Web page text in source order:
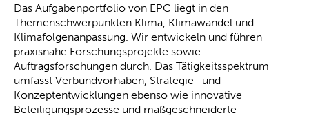
Das Aufgabenportfolio von EPC liegt in den
Themenschwerpunkten Klima, Klimawandel und
Klimafolgenanpassung. Wir entwickeln und führen
praxisnahe Forschungsprojekte sowie
Auftragsforschungen durch. Das Tätigkeitsspektrum
umfasst Verbundvorhaben, Strategie- und
Konzeptentwicklungen ebenso wie innovative
Beteiligungsprozesse und maßgeschneiderte